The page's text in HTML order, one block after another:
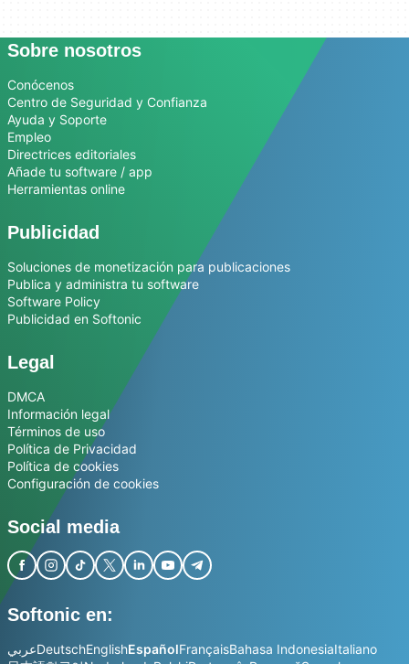
Sobre nosotros
Conócenos
Centro de Seguridad y Confianza
Ayuda y Soporte
Empleo
Directrices editoriales
Añade tu software / app
Herramientas online
Publicidad
Soluciones de monetización para publicaciones
Publica y administra tu software
Software Policy
Publicidad en Softonic
Legal
DMCA
Información legal
Términos de uso
Política de Privacidad
Política de cookies
Configuración de cookies
Social media
Softonic en:
عربيDeutschEnglishEspañolFrançaisBahasa IndonesiaItaliano